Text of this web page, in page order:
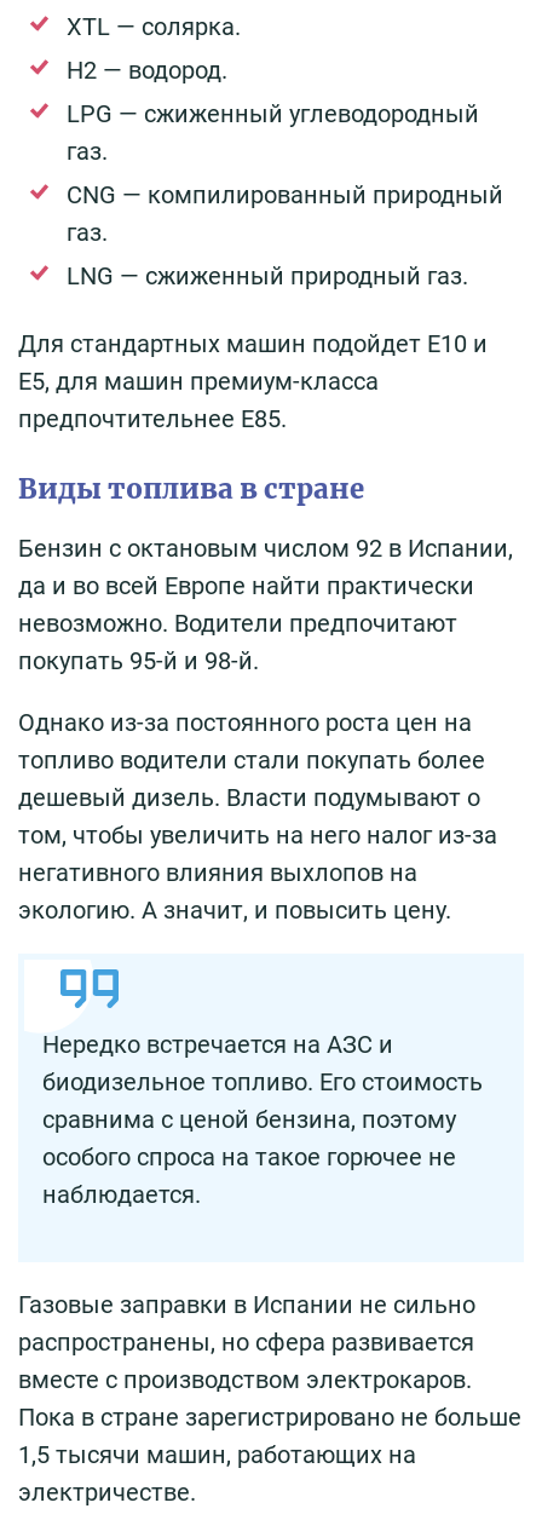
ХТL — солярка.
Н2 — водород.
LPG — сжиженный углеводородный
газ.
CNG — компилированный природный
газ.
LNG — сжиженный природный газ.
Для стандартных машин подойдет Е10 и
Е5, для машин премиум-класса
предпочтительнее Е85.
Виды топлива в стране
Бензин с октановым числом 92 в Испании,
да и во всей Европе найти практически
невозможно. Водители предпочитают
покупать 95-й и 98-й.
Однако из-за постоянного роста цен на
топливо водители стали покупать более
дешевый дизель. Власти подумывают о
том, чтобы увеличить на него налог из-за
негативного влияния выхлопов на
экологию. А значит, и повысить цену.
Нередко встречается на АЗС и
биодизельное топливо. Его стоимость
сравнима с ценой бензина, поэтому
особого спроса на такое горючее не
наблюдается.
Газовые заправки в Испании не сильно
распространены, но сфера развивается
вместе с производством электрокаров.
Пока в стране зарегистрировано не больше
1,5 тысячи машин, работающих на
электричестве.